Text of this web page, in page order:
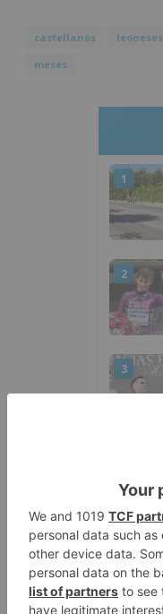
castellanos leoneses
meses
1
2
3
5